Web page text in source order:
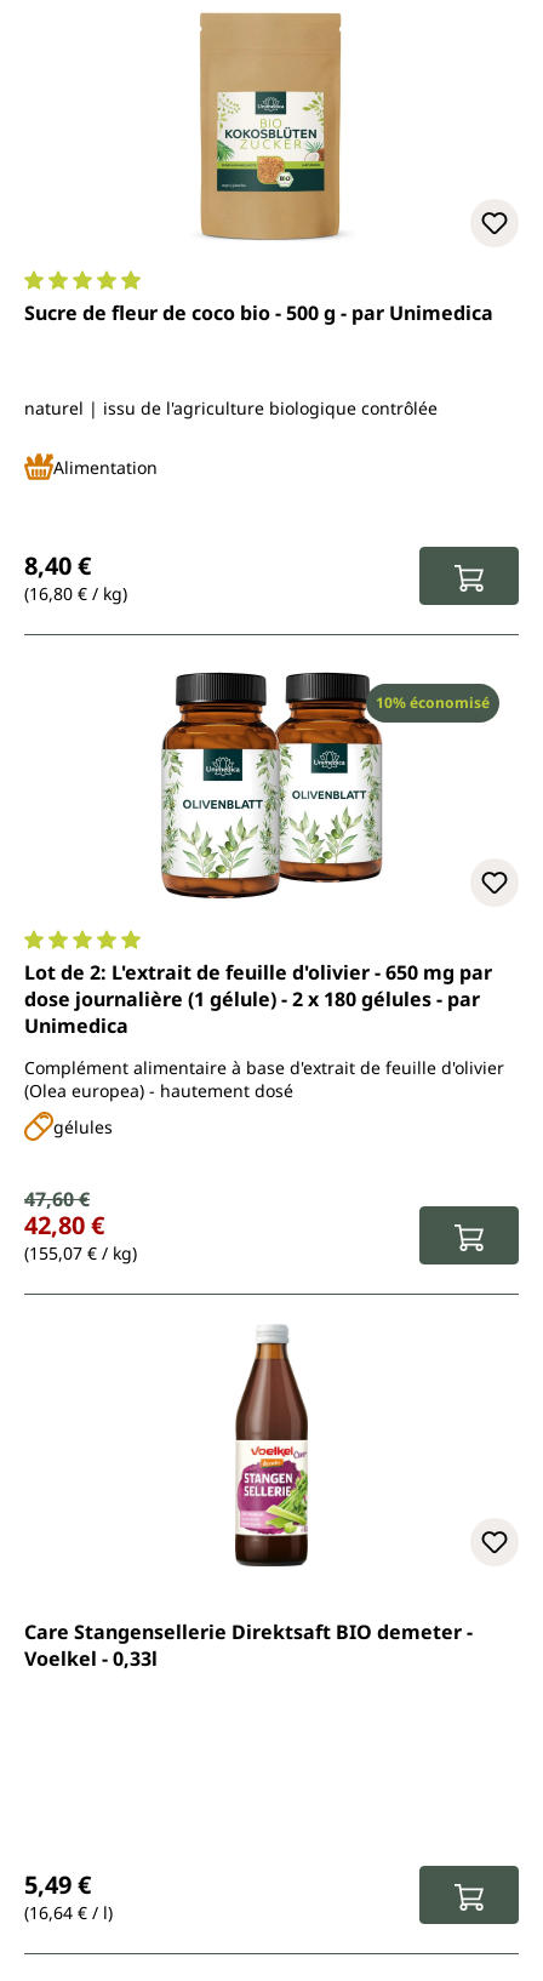
Note moyenne de 4.9 sur 5 étoiles
Sucre de fleur de coco bio - 500 g - par Unimedica
naturel | issu de l'agriculture biologique contrôlée
Alimentation
8,40 €
(16,80 € / kg)
Réduction
10% économisé
Note moyenne de 5 sur 5 étoiles
Lot de 2: L'extrait de feuille d'olivier - 650 mg par
dose journalière (1 gélule) - 2 x 180 gélules - par
Unimedica
Complément alimentaire à base d'extrait de feuille d'olivier
(Olea europea) - hautement dosé
gélules
Prix de vente :
Prix régulier :
47,60 €
42,80 €
(155,07 € / kg)
Care Stangensellerie Direktsaft BIO demeter -
Voelkel - 0,33l
5,49 €
(16,64 € / l)